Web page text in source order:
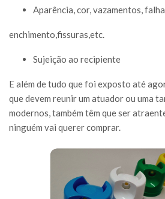
Aparência, cor, vazamentos,
enchimento,fissuras,etc.
Sujeição ao recipiente
E além de tudo que foi exposto até
que devem reunir um atuador ou uma
modernos, também têm que ser
ninguém vai querer comprar.